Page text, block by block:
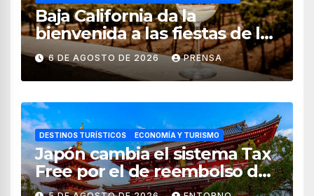
Baja California da la
bienvenida a las fiestas de la
vendimia 2026
6 DE AGOSTO DE 2026 PRENSA
DESTINOS TURÍSTICOS ECONOMÍA Y TURISMO
Japón cambia el sistema Tax
Free por el de reembolso de
impuestos desde noviembre